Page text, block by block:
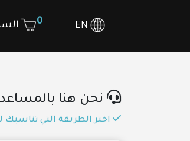
0
نحن هنا
اختر الطريقة التي تناسبك